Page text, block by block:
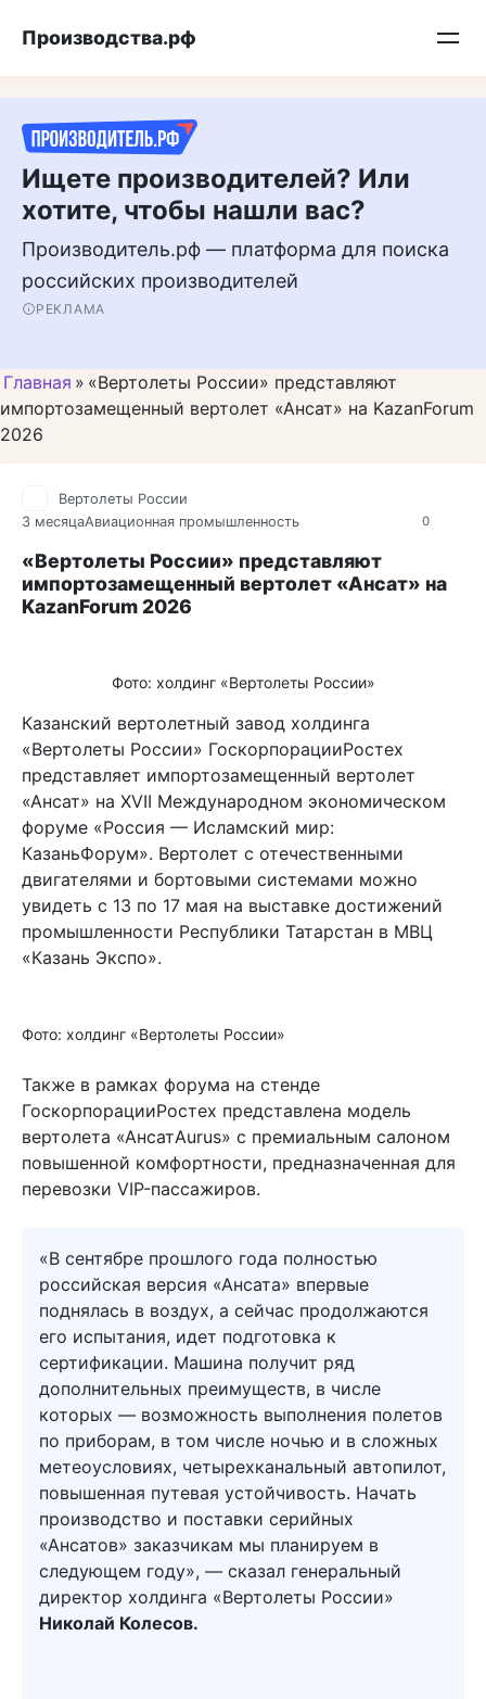
Подписывайтесь на нас в MAX
Производства.рф
Ищете производителей? Или
хотите, чтобы нашли вас?
Производитель.рф — платформа для поиска
российских производителей
РЕКЛАМА
Главная » «Вертолеты России» представляют
импортозамещенный вертолет «Ансат» на KazanForum
2026
0
Вертолеты России
3 месяцаАвиационная промышленность
«Вертолеты России» представляют
импортозамещенный вертолет «Ансат» на
KazanForum 2026
Фото: холдинг «Вертолеты России»
Казанский вертолетный завод холдинга
«Вертолеты России» ГоскорпорацииРостех
представляет импортозамещенный вертолет
«Ансат» на XVII Международном экономическом
форуме «Россия — Исламский мир:
КазаньФорум». Вертолет с отечественными
двигателями и бортовыми системами можно
увидеть с 13 по 17 мая на выставке достижений
промышленности Республики Татарстан в МВЦ
«Казань Экспо».
Фото: холдинг «Вертолеты России»
Также в рамках форума на стенде
ГоскорпорацииРостех представлена модель
вертолета «АнсатAurus» с премиальным салоном
повышенной комфортности, предназначенная для
перевозки VIP-пассажиров.
«В сентябре прошлого года полностью
российская версия «Ансата» впервые
поднялась в воздух, а сейчас продолжаются
его испытания, идет подготовка к
сертификации. Машина получит ряд
дополнительных преимуществ, в числе
которых — возможность выполнения полетов
по приборам, в том числе ночью и в сложных
метеоусловиях, четырехканальный автопилот,
повышенная путевая устойчивость. Начать
производство и поставки серийных
«Ансатов» заказчикам мы планируем в
следующем году», — сказал генеральный
директор холдинга «Вертолеты России»
Николай Колесов.